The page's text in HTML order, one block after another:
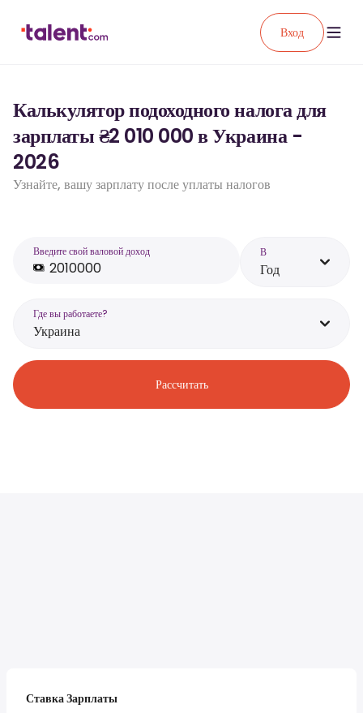
Вход
Калькулятор подоходного налога для
зарплаты ₴2 010 000 в Украина -
2026
Узнайте, вашу зарплату после уплаты налогов
Введите свой валовой доход В
Год
Где вы работаете?
Украина
Рассчитать
Ставка Зарплаты